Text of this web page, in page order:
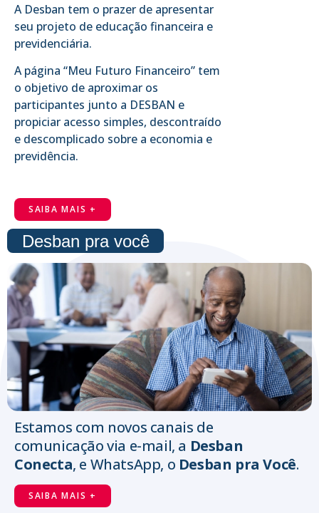
A Desban tem o prazer de apresentar
seu projeto de educação financeira e
previdenciária.
A página “Meu Futuro Financeiro” tem
o objetivo de aproximar os
participantes junto a DESBAN e
propiciar acesso simples, descontraído
e descomplicado sobre a economia e
previdência.
SAIBA MAIS +
Desban pra você
Estamos com novos canais de
comunicação via e-mail, a Desban
Conecta, e WhatsApp, o Desban pra Você.
SAIBA MAIS +